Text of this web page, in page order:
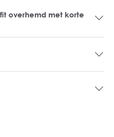
overhemd met korte